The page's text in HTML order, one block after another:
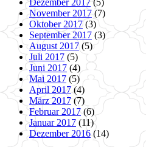
Dezember 2017(5)
November 2017 (7)
Oktober 2017 (3)
September 2017 (3)
August 2017 (5)
Juli 2017 (5)
Juni 2017 (4)
Mai 2017 (5)
April 2017(4)
März 2017(7)
Februar 2017(6)
Januar 2017 (11)
Dezember 2016 (14)